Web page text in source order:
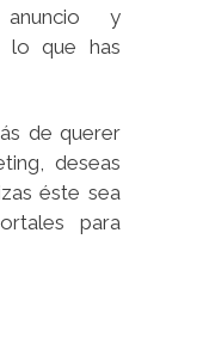
y
lo que has
de querer
deseas
éste sea
para